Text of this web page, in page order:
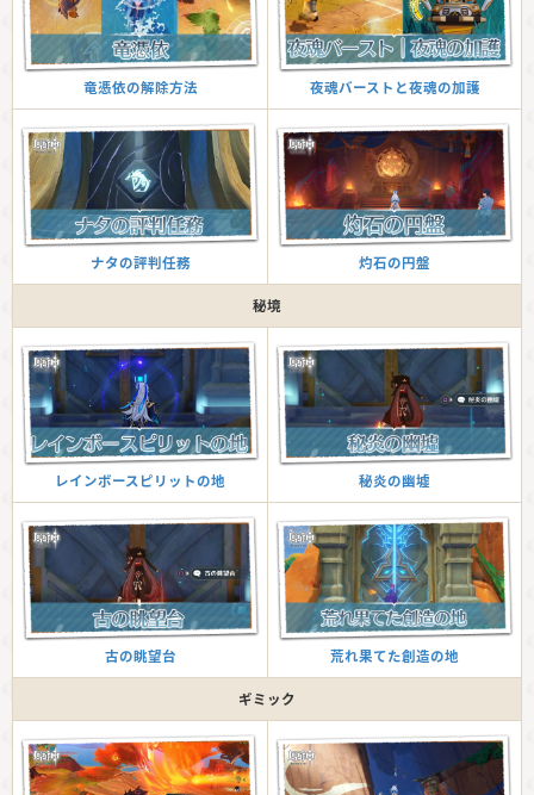
竜憑依の解除方法 夜魂バーストと夜魂の加護
ナタの評判任務 灼石の円盤
秘境
レインボースピリットの地 秘炎の幽墟
古の眺望台 荒れ果てた創造の地
ギミック